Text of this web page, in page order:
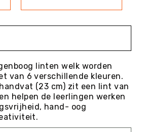
linten welk worden
van 6 verschillende kleuren.
(23 cm) zit een lint van
helpen de leerlingen werken
hand- oog